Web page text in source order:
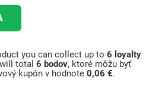
you can collect up to 6 loyalty
total 6 bodov, ktoré môžu byť
kupón v hodnote 0,06 €.